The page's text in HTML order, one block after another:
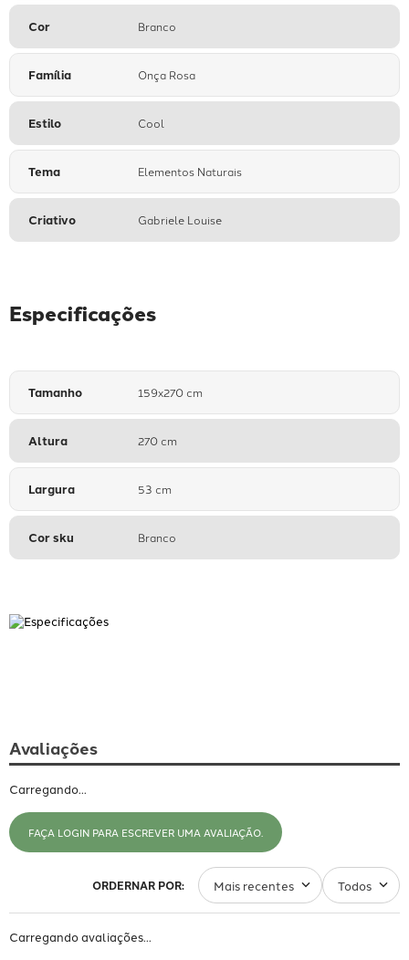
Cor Branco
Família Onça Rosa
Estilo Cool
Tema Elementos Naturais
Criativo Gabriele Louise
Especificações
Tamanho 159x270 cm
Altura 270 cm
Largura 53 cm
Cor sku Branco
Painel de Parede Ornamentos Cinza
Criado por bobinex Uau!
R$195,00